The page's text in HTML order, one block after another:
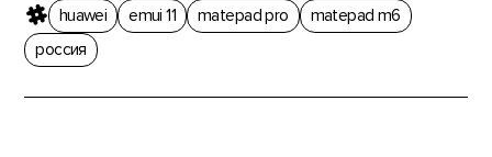
huawei emui 11 matepad pro
matepad m6
россия